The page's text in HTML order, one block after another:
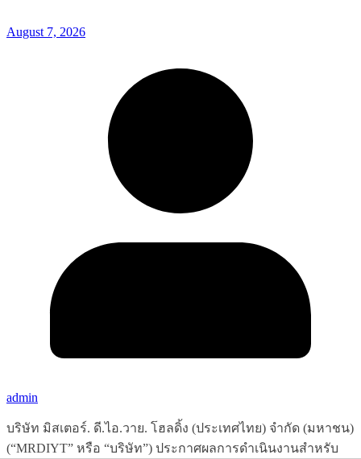
August 7, 2026
admin
บริษัท มิสเตอร์. ดี.ไอ.วาย. โฮลดิ้ง (ประเทศไทย) จำกัด (มหาชน)
(“MRDIYT” หรือ “บริษัท”) ประกาศผลการดำเนินงานสำหรับ